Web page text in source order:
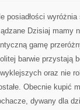
posiadłości
Dzisiaj mamy
gamę
barwie przystają
oraz nie
Obecnie kupić
dywany dla